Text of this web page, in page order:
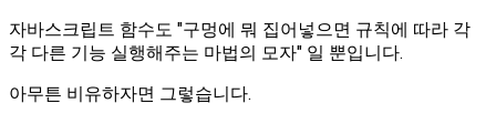
자바스크립트 함수도 "구멍에 뭐 집어넣으면 규칙에 따라 각
각 다른 기능 실행해주는 마법의 모자" 일 뿐입니다.
아무튼 비유하자면 그렇습니다.